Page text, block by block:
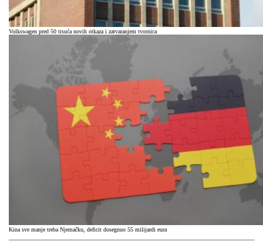
Volkswagen pred 50 tisuća novih otkaza i zatvaranjem tvornica
Kina sve manje treba Njemačku, deficit dosegnuo 55 milijardi eura